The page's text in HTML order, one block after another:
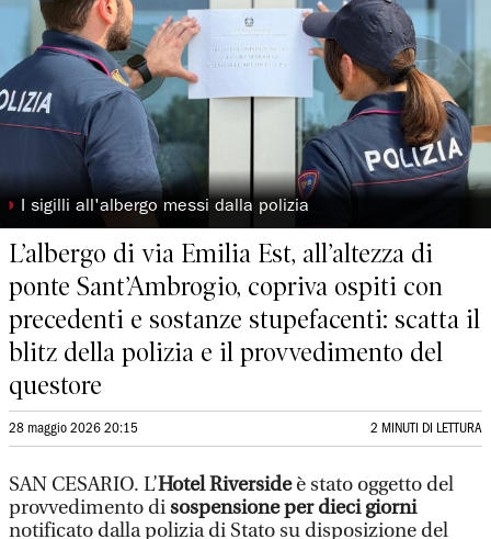
◗ I sigilli all'albergo messi dalla polizia
L’albergo di via Emilia Est, all’altezza di
ponte Sant’Ambrogio, copriva ospiti con
precedenti e sostanze stupefacenti: scatta il
blitz della polizia e il provvedimento del
questore
28 maggio 2026 20:15 2 MINUTI DI LETTURA
SAN CESARIO. L’Hotel Riversideè stato oggetto del
provvedimento disospensione per dieci giorni
notificato dalla polizia di Stato su disposizione del